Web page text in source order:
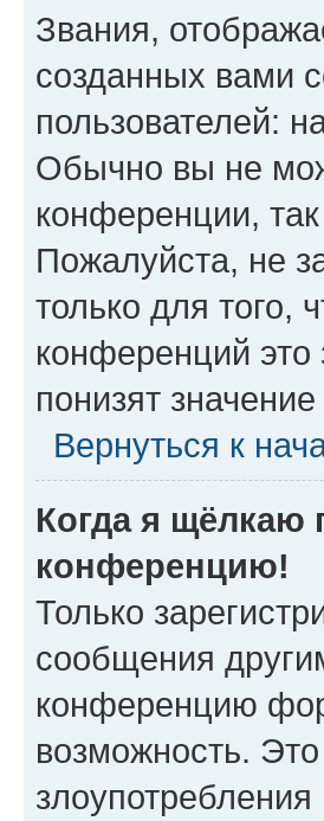
Звания,
созданных вами
пользователей:
Обычно вы не
конференции,
Пожалуйста, не
только для того,
конференций
понизят
Вернуться к
Когда я щёлкаю
конференцию!
Только
сообщения
конференцию
возможность.